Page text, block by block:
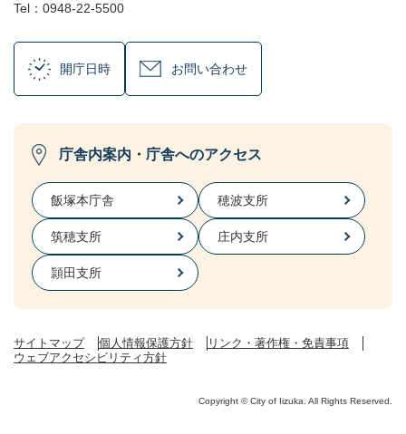
Tel：0948-22-5500
開庁日時 お問い合わせ
庁舎内案内・庁舎へのアクセス
飯塚本庁舎 穂波支所
筑穂支所 庄内支所
頴田支所
サイトマップ 個人情報保護方針
リンク・著作権・免責事項
ウェブアクセシビリティ方針
Copyright © City of Iizuka. All Rights Reserved.